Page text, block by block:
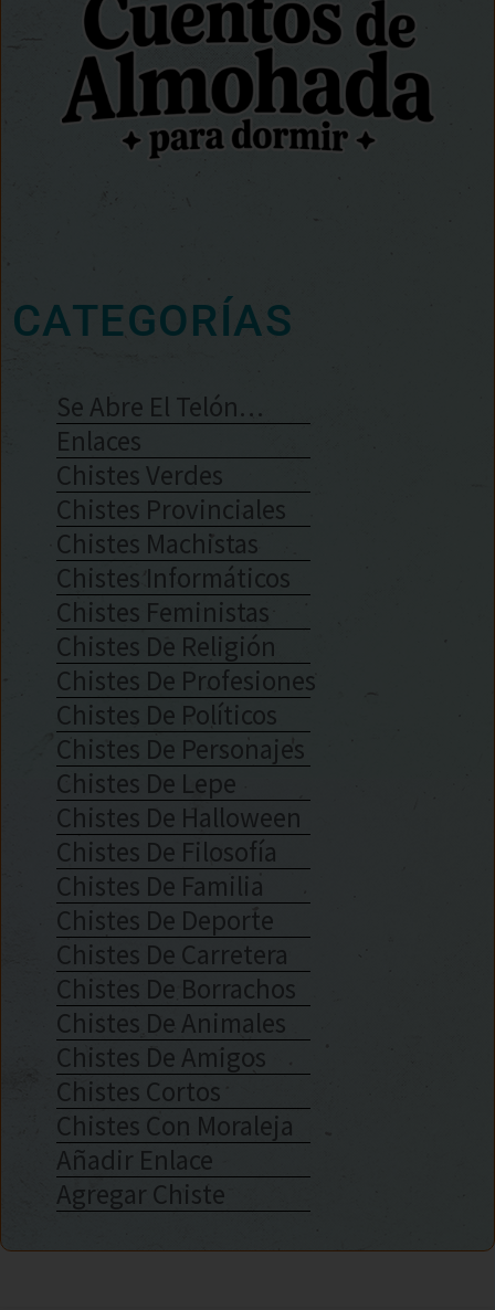
CATEGORÍAS
Se Abre El Telón…
Enlaces
Chistes Verdes
Chistes Provinciales
Chistes Machistas
Chistes Informáticos
Chistes Feministas
Chistes De Religión
Chistes De Profesiones
Chistes De Políticos
Chistes De Personajes
Chistes De Lepe
Chistes De Halloween
Chistes De Filosofía
Chistes De Familia
Chistes De Deporte
Chistes De Carretera
Chistes De Borrachos
Chistes De Animales
Chistes De Amigos
Chistes Cortos
Chistes Con Moraleja
Añadir Enlace
Agregar Chiste